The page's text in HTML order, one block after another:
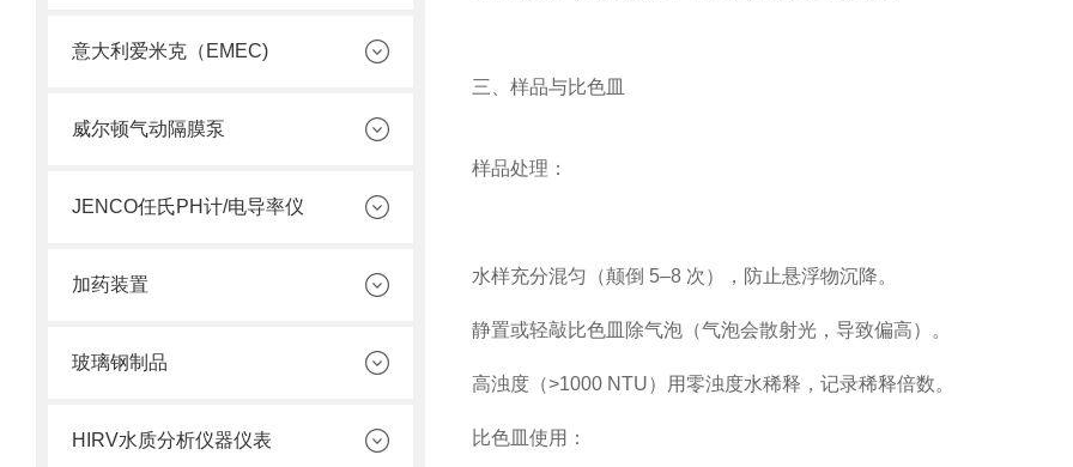
意大利爱米克（EMEC)
威尔顿气动隔膜泵
JENCO任氏PH计/电导率仪
加药装置
玻璃钢制品
HIRV水质分析仪器仪表
三、样品与比色皿
样品处理 ：
水样充分混匀 （颠倒 5–8 次），防止悬浮物沉降。
静置或轻敲比色皿 除气泡 （气泡会散射光，导致偏高）。
高浊度（>1000 NTU）用零浊度水稀释 ，记录稀释倍数。
比色皿使用 ：